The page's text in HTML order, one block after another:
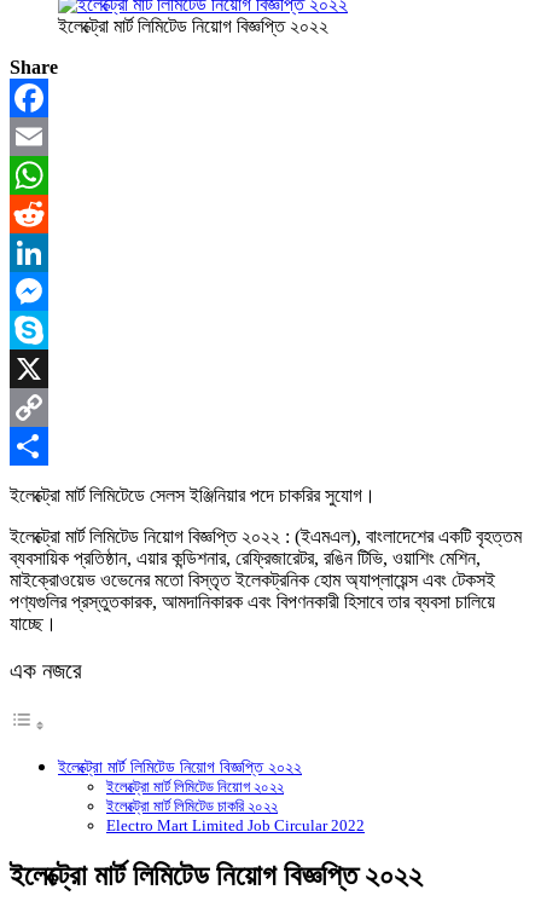
ইলেক্ট্রো মার্ট লিমিটেড নিয়োগ বিজ্ঞপ্তি ২০২২
Share
Facebook
Email
WhatsApp
Reddit
LinkedIn
Messenger
Skype
X
Copy
Link
Share
ইলেক্ট্রো মার্ট লিমিটেডে সেলস ইঞ্জিনিয়ার পদে চাকরির সুযোগ।
ইলেক্ট্রো মার্ট লিমিটেড নিয়োগ বিজ্ঞপ্তি ২০২২ : (ইএমএল), বাংলাদেশের একটি বৃহত্তম
ব্যবসায়িক প্রতিষ্ঠান, এয়ার কন্ডিশনার, রেফ্রিজারেটর, রঙিন টিভি, ওয়াশিং মেশিন,
মাইক্রোওয়েভ ওভেনের মতো বিস্তৃত ইলেকট্রনিক হোম অ্যাপ্লায়েন্স এবং টেকসই
পণ্যগুলির প্রস্তুতকারক, আমদানিকারক এবং বিপণনকারী হিসাবে তার ব্যবসা চালিয়ে
যাচ্ছে।
এক নজরে
ইলেক্ট্রো মার্ট লিমিটেড নিয়োগ বিজ্ঞপ্তি ২০২২
ইলেক্ট্রো মার্ট লিমিটেড নিয়োগ ২০২২
ইলেক্ট্রো মার্ট লিমিটেড চাকরি ২০২২
Electro Mart Limited Job Circular 2022
ইলেক্ট্রো মার্ট লিমিটেড নিয়োগ বিজ্ঞপ্তি ২০২২